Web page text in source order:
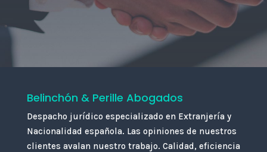
Belinchón & Perille Abogados
Despacho jurídico especializado en Extranjería y
Nacionalidad española. Las opiniones de nuestros
clientes avalan nuestro trabajo. Calidad, eficiencia